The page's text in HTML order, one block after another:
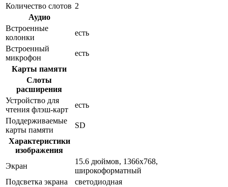
Количество слотов 2
Аудио
Встроенные
колонки
есть
Встроенный
микрофон
есть
Карты памяти
Слоты
расширения
Устройство для
чтения флэш-карт
есть
Поддерживаемые
карты памяти
SD
Характеристики
изображения
Экран
15.6 дюймов, 1366x768,
широкоформатный
Подсветка экрана
светодиодная